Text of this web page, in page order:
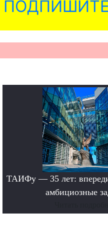
ТАИФу — 35 лет:
амбициозные